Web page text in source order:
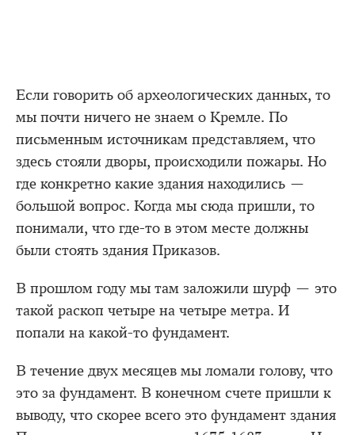
Если говорить об археологических данных, то
мы почти ничего не знаем о Кремле. По
письменным источникам представляем, что
здесь стояли дворы, происходили пожары. Но
где конкретно какие здания находились —
большой вопрос. Когда мы сюда пришли, то
понимали, что где-то в этом месте должны
были стоять здания Приказов.
В прошлом году мы там заложили шурф — это
такой раскоп четыре на четыре метра. И
попали на какой-то фундамент.
В течение двух месяцев мы ломали голову, что
это за фундамент. В конечном счете пришли к
выводу, что скорее всего это фундамент здания